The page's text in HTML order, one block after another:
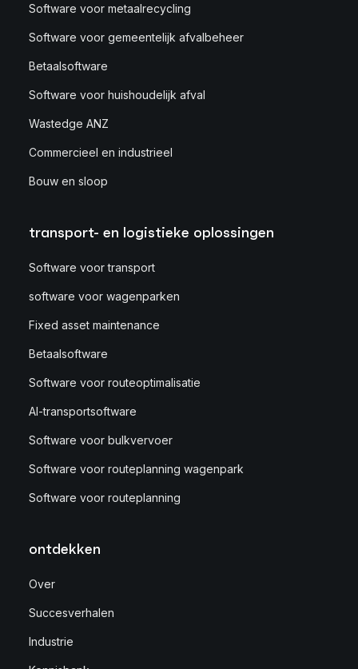
Software voor metaalrecycling
Software voor gemeentelijk afvalbeheer
Betaalsoftware
Software voor huishoudelijk afval
Wastedge ANZ
Commercieel en industrieel
Bouw en sloop
transport- en logistieke oplossingen
Software voor transport
software voor wagenparken
Fixed asset maintenance
Betaalsoftware
Software voor routeoptimalisatie
AI-transportsoftware
Software voor bulkvervoer
Software voor routeplanning wagenpark
Software voor routeplanning
ontdekken
Over
Succesverhalen
Industrie